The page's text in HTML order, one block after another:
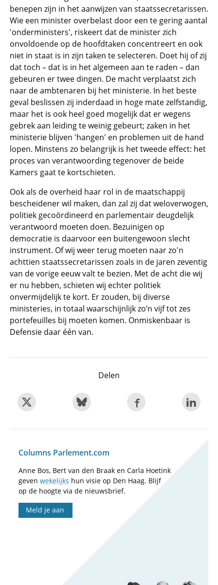
benepen zijn in het aanwijzen van staatssecretarissen.
Wie een minister overbelast door een te gering aantal
'onderministers', riskeert dat de minister zich
onvoldoende op de hoofdtaken concentreert en ook
niet in staat is in zijn taken te selecteren. Doet hij of zij
dat toch – dat is in het algemeen aan te raden – dan
gebeuren er twee dingen. De macht verplaatst zich
naar de ambtenaren bij het ministerie. In het beste
geval beslissen zij inderdaad in hoge mate zelfstandig,
maar het is ook heel goed mogelijk dat er wegens
gebrek aan leiding te weinig gebeurt; zaken in het
ministerie blijven 'hangen' en problemen uit de hand
lopen. Minstens zo belangrijk is het tweede effect: het
proces van verantwoording tegenover de beide
Kamers gaat te kortschieten.
Ook als de overheid haar rol in de maatschappij
bescheidener wil maken, dan zal zij dat weloverwogen,
politiek gecoördineerd en parlementair deugdelijk
verantwoord moeten doen. Bezuinigen op
democratie is daarvoor een buitengewoon slecht
instrument. Of wij weer terug moeten naar zo'n
achttien staatssecretarissen zoals in de jaren zeventig
van de vorige eeuw valt te bezien. Met de acht die wij
er nu hebben, schieten wij echter politiek
onvermijdelijk te kort. Er zouden, bij diverse
ministeries, in totaal waarschijnlijk zo’n vijf tot zes
portefeuilles bij moeten komen. Onmiskenbaar is
Defensie daar één van.
Delen
Columns Parlement.com
Anne Bos, Bert van den Braak en Carla Hoetink
geven wekelijks hun visie op Den Haag. Blijf
op de hoogte via de nieuwsbrief.
Meld je aan